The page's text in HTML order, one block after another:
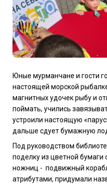
Юные мурманчане и гости
настоящей морской
магнитных удочек рыбу и
поймать, учились
устроили настоящую
дальше сдует бумажную
Под руководством
поделку из цветной бумаги
ножниц - подвижный
атрибутами, придумали